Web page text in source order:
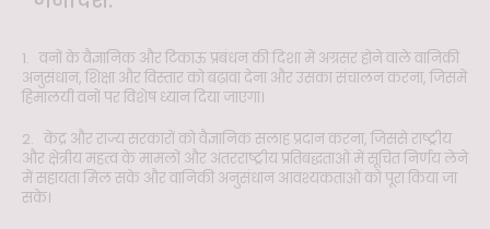
1. वनों के वैज्ञानिक और टिकाऊ प्रबंधन की दिशा में अग्रसर होने वाले वानिकी
अनुसंधान, शिक्षा और विस्तार को बढ़ावा देना और उसका संचालन करना, जिसमें
हिमालयी वनों पर विशेष ध्यान दिया जाएगा।
2. केंद्र और राज्य सरकारों को वैज्ञानिक सलाह प्रदान करना, जिससे राष्ट्रीय
और क्षेत्रीय महत्व के मामलों और अंतरराष्ट्रीय प्रतिबद्धताओं में सूचित निर्णय लेने
में सहायता मिल सके और वानिकी अनुसंधान आवश्यकताओं को पूरा किया जा
सके।